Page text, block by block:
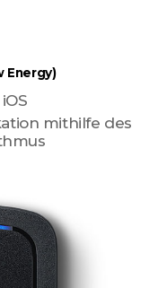
Energy)
mithilfe des